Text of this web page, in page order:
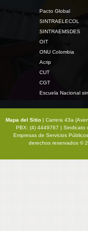
Pacto Global
SINTRAELECOL
SINTRAEMSDES
OIT
ONU Colombia
Acrip
CUT
CGT
Escuela Nacional
Mapa del Sitio | Carrera 43a
PBX: (4) 4449767 | Sindicato
Empresas de Servicios
derechos reservados ©